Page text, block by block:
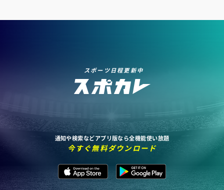
スポーツ日程更新中
通知や検索などアプリ版なら全機能使い放題
今すぐ無料ダウンロード